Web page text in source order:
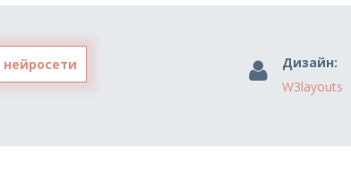
нейросети
Дизайн:
W3layouts